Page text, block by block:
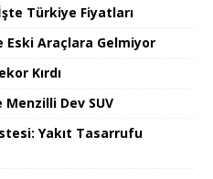
Türkiye Fiyatları
Eski Araçlara Gelmiyor
Kırdı
Menzilli Dev SUV
Yakıt Tasarrufu